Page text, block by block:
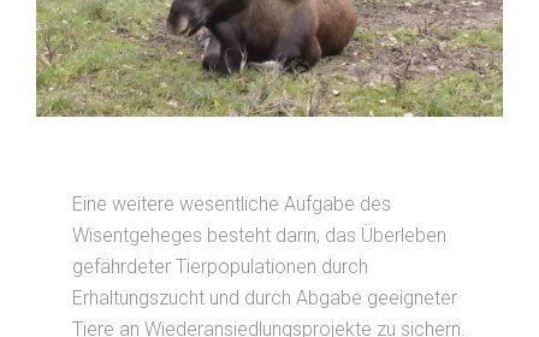
Eine weitere wesentliche Aufgabe des
Wisentgeheges besteht darin, das Überleben
gefährdeter Tierpopulationen durch
Erhaltungszucht und durch Abgabe geeigneter
Tiere an Wiederansiedlungsprojekte zu sichern.